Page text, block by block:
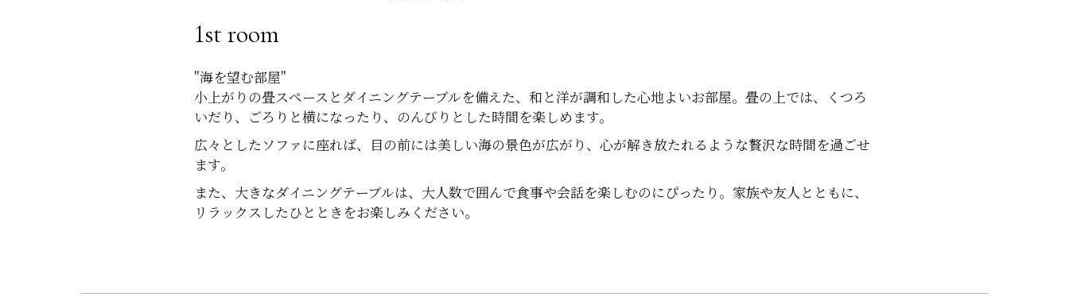
1st room
"海を望む部屋"
小上がりの畳スペースとダイニングテーブルを備えた、和と洋が調和した心地よいお部屋。畳の上では、くつろ
いだり、ごろりと横になったり、のんびりとした時間を楽しめます。
広々としたソファに座れば、目の前には美しい海の景色が広がり、心が解き放たれるような贅沢な時間を過ごせ
ます。
また、大きなダイニングテーブルは、大人数で囲んで食事や会話を楽しむのにぴったり。家族や友人とともに、
リラックスしたひとときをお楽しみください。